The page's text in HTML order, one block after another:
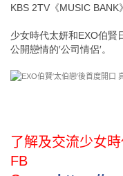
KBS 2TV《MUSIC BANK
少女時代太妍和EXO伯賢
公開戀情的′公司情侶′。
了解及交流少女
FB